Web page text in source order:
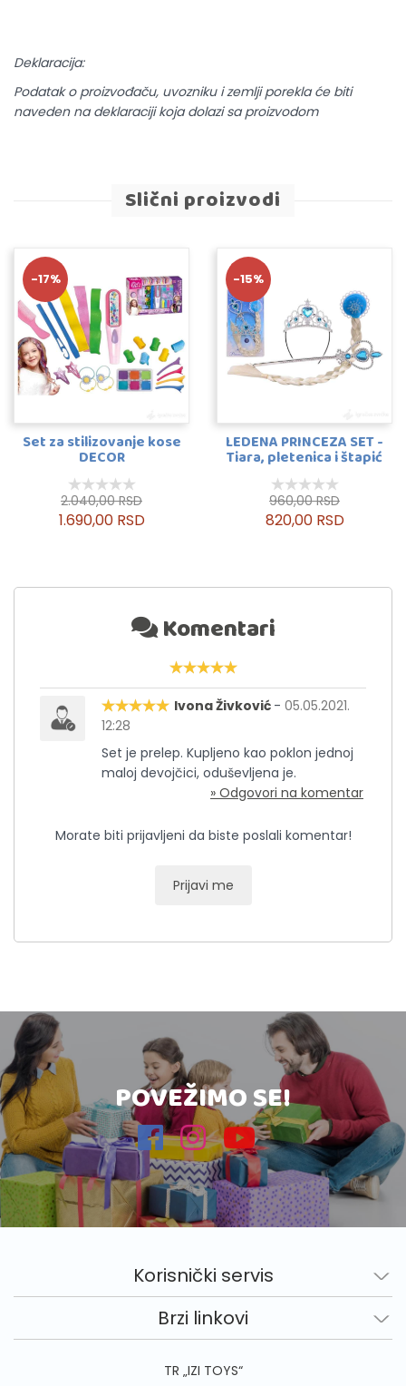
Deklaracija:
Podatak o proizvođaču, uvozniku i zemlji porekla će biti
naveden na deklaraciji koja dolazi sa proizvodom
Slični proizvodi
-17%
Set za stilizovanje kose
DECOR
2.040,00 RSD
1.690,00 RSD
-15%
LEDENA PRINCEZA SET -
Tiara, pletenica i štapić
960,00 RSD
820,00 RSD
Komentari
Ivona Živković - 05.05.2021.
12:28
Set je prelep. Kupljeno kao poklon jednoj
maloj devojčici, oduševljena je.
» Odgovori na komentar
Morate biti prijavljeni da biste poslali komentar!
Prijavi me
POVEŽIMO SE!
Korisnički servis
Brzi linkovi
TR „IZI TOYS“